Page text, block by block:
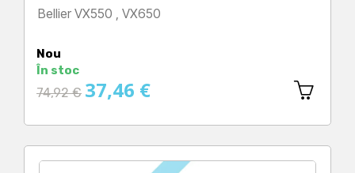
Bellier VX550 , VX650
Nou
În stoc
Preț
obișnuit
74,92 € 37,46 €